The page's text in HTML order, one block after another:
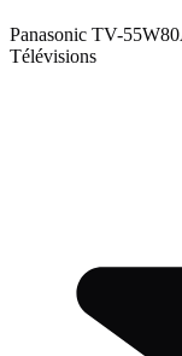
Panasonic TV-
Télévisions